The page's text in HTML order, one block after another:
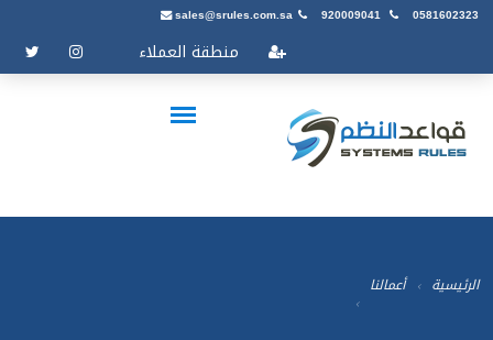
sales@srules.com.sa 920009041 0581602323
منطقة العملاء
الرئيسية أعمالنا